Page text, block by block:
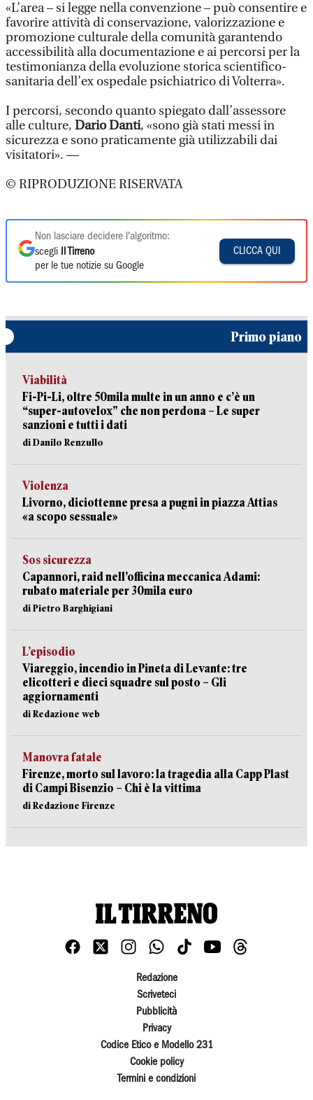
«L’area – si legge nella convenzione – può consentire e
favorire attività di conservazione, valorizzazione e
promozione culturale della comunità garantendo
accessibilità alla documentazione e ai percorsi per la
testimonianza della evoluzione storica scientifico-
sanitaria dell’ex ospedale psichiatrico di Volterra».
I percorsi, secondo quanto spiegato dall’assessore
alle culture, Dario Danti, «sono già stati messi in
sicurezza e sono praticamente già utilizzabili dai
visitatori». —
© RIPRODUZIONE RISERVATA
Non lasciare decidere l'algoritmo:
scegli
Il Tirreno
per le tue notizie su Google
CLICCA QUI
Primo piano
Viabilità
Fi-Pi-Li, oltre 50mila multe in un anno e c’è un
“super-autovelox” che non perdona – Le super
sanzioni e tutti i dati
di Danilo Renzullo
Violenza
Livorno, diciottenne presa a pugni in piazza Attias
«a scopo sessuale»
Sos sicurezza
Capannori, raid nell’officina meccanica Adami:
rubato materiale per 30mila euro
di Pietro Barghigiani
L’episodio
Viareggio, incendio in Pineta di Levante: tre
elicotteri e dieci squadre sul posto – Gli
aggiornamenti
di Redazione web
Manovra fatale
Firenze, morto sul lavoro: la tragedia alla Capp Plast
di Campi Bisenzio – Chi è la vittima
di Redazione Firenze
Redazione
Scriveteci
Pubblicità
Privacy
Codice Etico e Modello 231
Cookie policy
Termini e condizioni